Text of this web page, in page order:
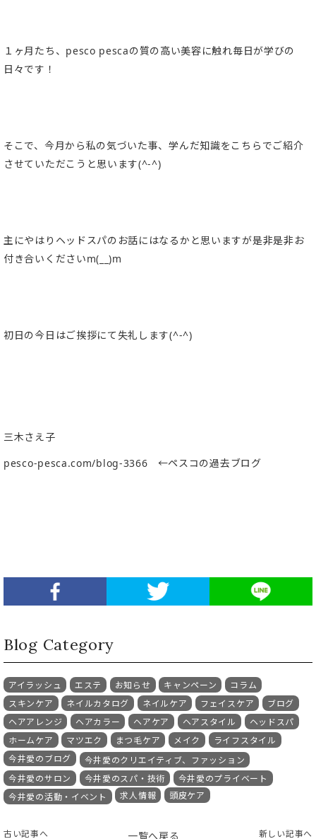
１ヶ月たち、pesco pescaの質の高い美容に触れ毎日が学びの
日々です！
そこで、今月から私の気づいた事、学んだ知識をこちらでご紹介
させていただこうと思います(^-^)
主にやはりヘッドスパのお話にはなるかと思いますが是非是非お
付き合いくださいm(__)m
初日の今日はご挨拶にて失礼します(^-^)
三木さえ子
pesco-pesca.com/blog-3366 ←ペスコの過去ブログ
Blog Category
アイラッシュ エステ お知らせ キャンペーン
コラム
スキンケア
ネイルカタログ ネイルケア フェイスケア
ブログ
ヘアアレンジ
ヘアカラー ヘアケア ヘアスタイル
ヘッドスパ
ホームケア
マツエク まつ毛ケア メイク
ライフスタイル
今井愛のブログ
今井愛のクリエイティブ、ファッション
今井愛のサロン
今井愛のスパ・技術
今井愛のプライベート
今井愛の活動・イベント
求人情報 頭皮ケア
古い記事へ 一覧へ戻る 新しい記事へ